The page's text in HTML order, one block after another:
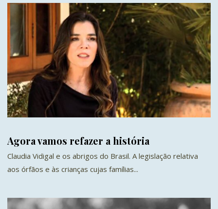
Agora vamos refazer a história
Claudia Vidigal e os abrigos do Brasil. A legislação relativa
aos órfãos e às crianças cujas famílias...